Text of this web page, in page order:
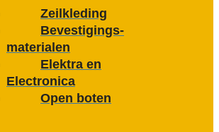
Zeilkleding
Bevestigings­­
materialen
Elektra en
Electronica
Open boten